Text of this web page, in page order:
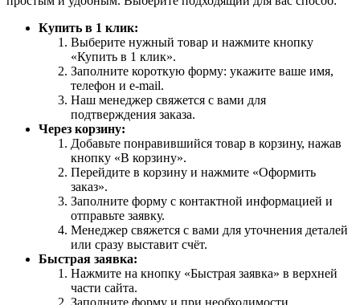
Купить в 1 клик:
Выберите нужный товар и нажмите кнопку
«Купить в 1 клик».
Заполните короткую форму: укажите ваше имя,
телефон и e-mail.
Наш менеджер свяжется с вами для
подтверждения заказа.
Через корзину:
Добавьте понравившийся товар в корзину, нажав
кнопку «В корзину».
Перейдите в корзину и нажмите «Оформить
заказ».
Заполните форму с контактной информацией и
отправьте заявку.
Менеджер свяжется с вами для уточнения деталей
или сразу выставит счёт.
Быстрая заявка:
Нажмите на кнопку «Быстрая заявка» в верхней
части сайта.
Заполните форму и при необходимости